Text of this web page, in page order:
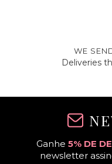
WE
Deliveries
Ganhe 5% DE
newsletter